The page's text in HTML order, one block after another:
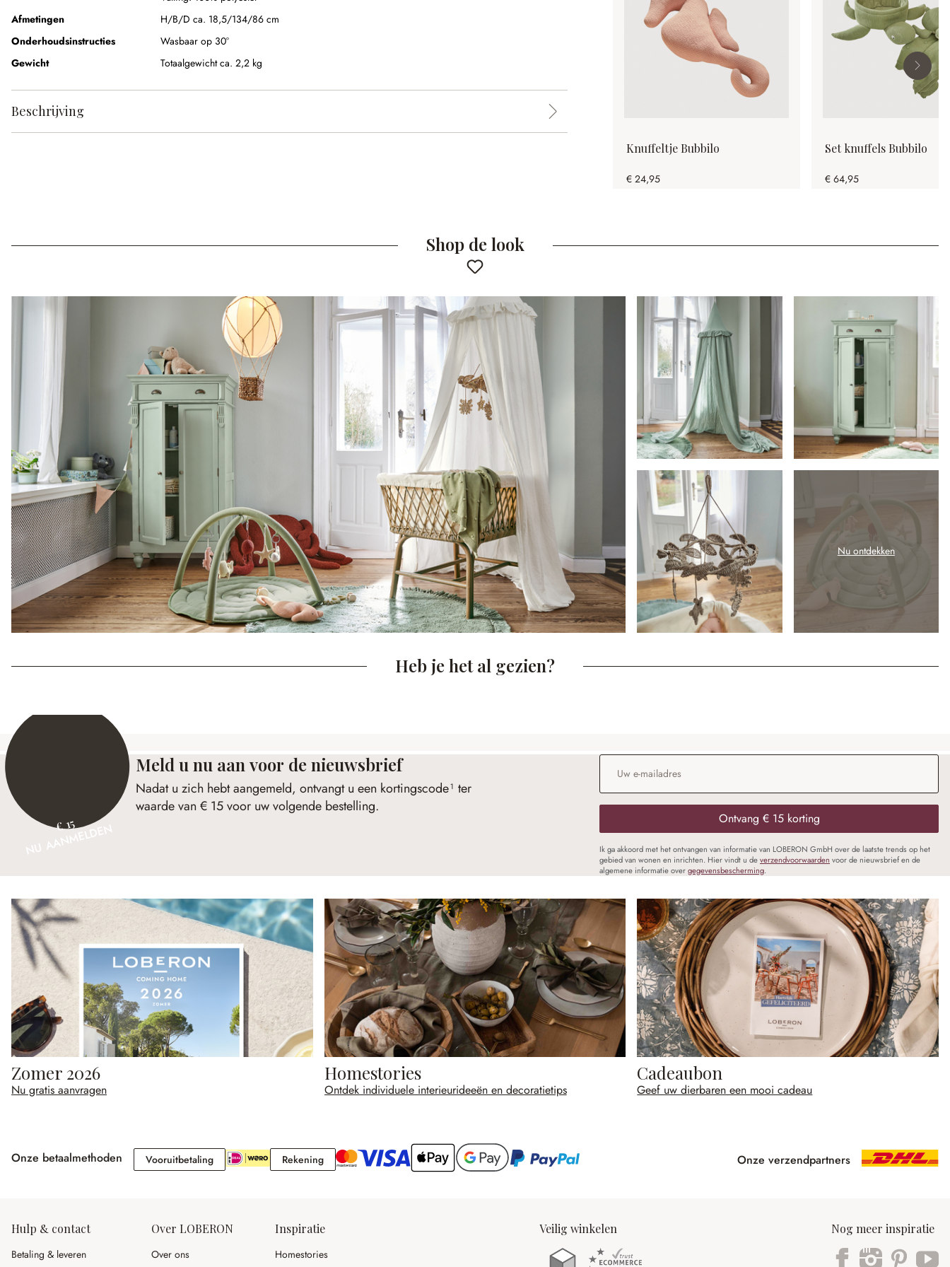
Afmetingen
H/B/D ca. 18,5/134/86 cm
Onderhoudsinstructies
Wasbaar op 30°
Gewicht
Totaalgewicht ca. 2,2 kg
Beschrijving
Knuffeltje Bubbilo
€ 24,95
Set knuffels Bubbilo
€ 64,95
Shop de look
Nu ontdekken
Heb je het al gezien?
€ 15
NU AANMELDEN
Meld u nu aan voor de nieuwsbrief
Nadat u zich hebt aangemeld, ontvangt u een kortingscode¹ ter
waarde van € 15 voor uw volgende bestelling.
E-mailadres
Ontvang € 15 korting
Ik ga akkoord met het ontvangen van informatie van LOBERON GmbH over de laatste trends op het
gebied van wonen en inrichten. Hier vindt u deverzendvoorwaarden voor de nieuwsbrief en de
algemene informatie overgegevensbescherming.
Zomer 2026
Nu gratis aanvragen
Homestories
Ontdek individuele interieurideeën en decoratietips
Cadeaubon
Geef uw dierbaren een mooi cadeau
Onze betaalmethoden VooruitbetalingVooruitbetaling RekeningRekening Onze verzendpartners
Hulp & contact
Betaling & leveren
Over LOBERON
Over ons
Inspiratie
Homestories
Veilig winkelen Nog meer inspiratie